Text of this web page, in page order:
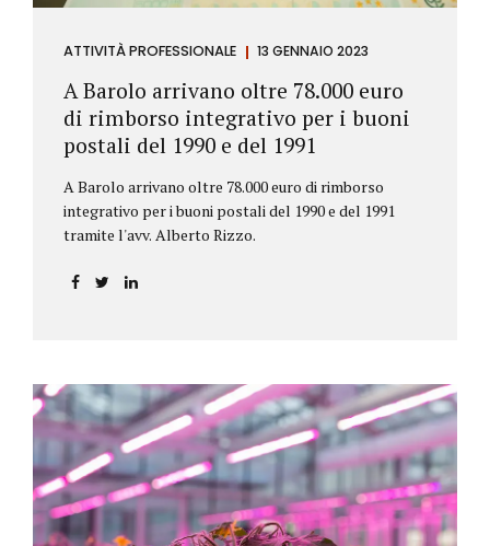
ATTIVITÀ PROFESSIONALE 13 GENNAIO 2023
A Barolo arrivano oltre 78.000 euro
di rimborso integrativo per i buoni
postali del 1990 e del 1991
A Barolo arrivano oltre 78.000 euro di rimborso
integrativo per i buoni postali del 1990 e del 1991
tramite l'avv. Alberto Rizzo.